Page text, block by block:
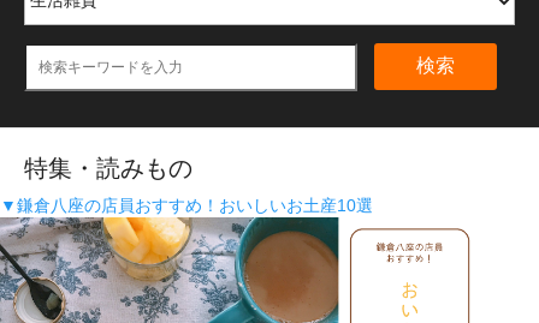
検索
特集・読みもの
▼鎌倉八座の店員おすすめ！おいしいお土産10選